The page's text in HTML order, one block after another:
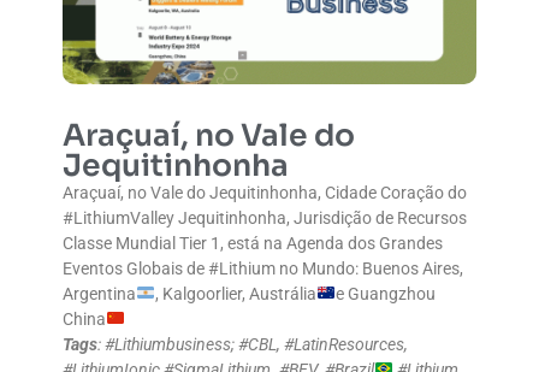
Araçuaí, no Vale do
Jequitinhonha
Araçuaí, no Vale do Jequitinhonha, Cidade Coração do
#LithiumValley Jequitinhonha, Jurisdição de Recursos
Classe Mundial Tier 1, está na Agenda dos Grandes
Eventos Globais de #Lithium no Mundo: Buenos Aires,
Argentina
, Kalgoorlier, Austrália
e Guangzhou
China
Tags: #Lithiumbusiness; #CBL, #LatinResources,